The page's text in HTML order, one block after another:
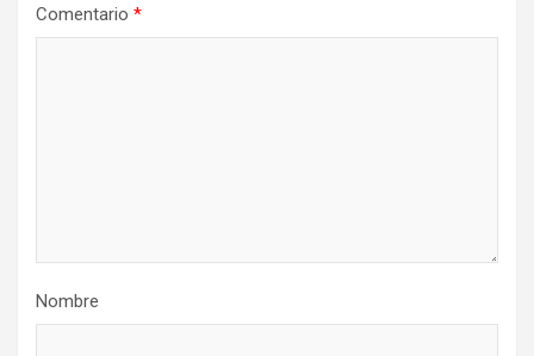
Comentario *
Nombre